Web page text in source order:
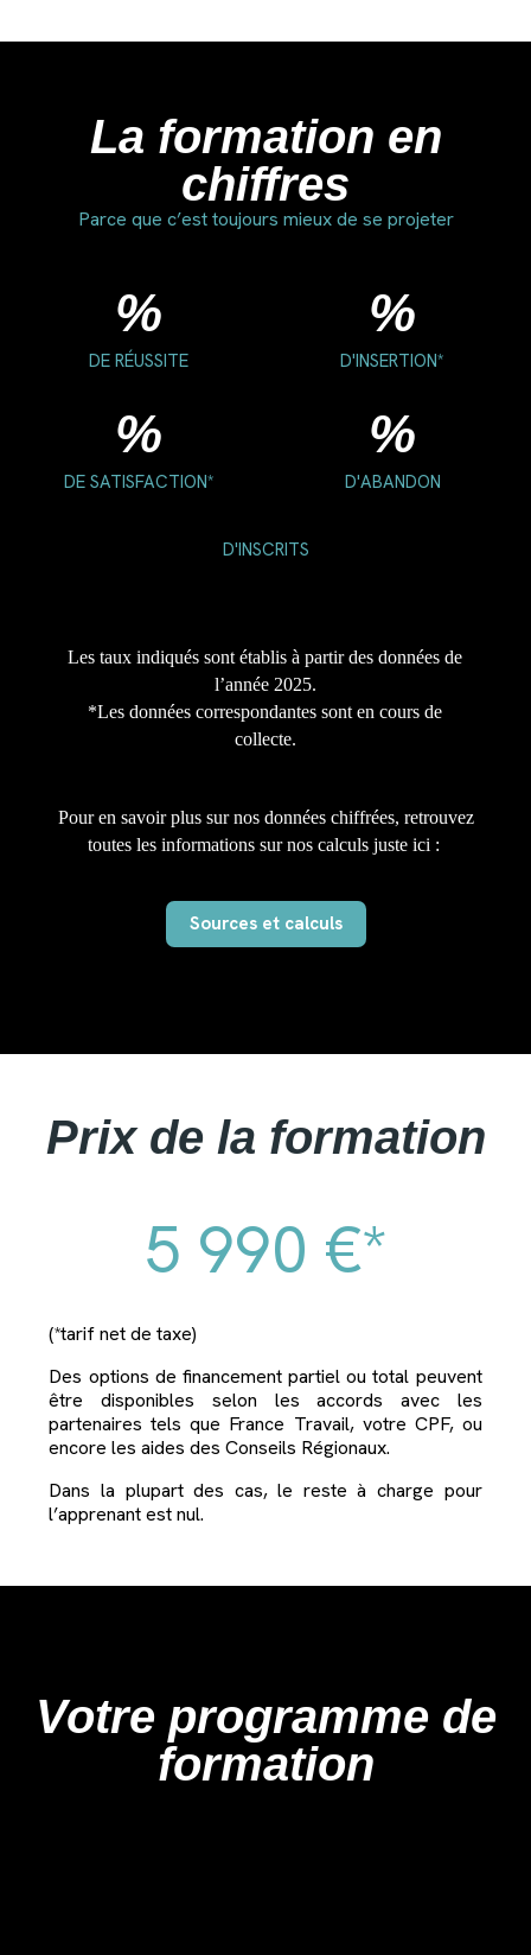
La formation en
chiffres
Parce que c’est toujours mieux de se projeter
DE RÉUSSITE
%
D'INSERTION*
%
DE SATISFACTION*
%
D'ABANDON
%
D'INSCRITS
Les taux indiqués sont établis à partir des données de
l’année 2025.
*Les données correspondantes sont en cours de
collecte.
Pour en savoir plus sur nos données chiffrées, retrouvez
toutes les informations sur nos calculs juste ici :
Sources et calculs
Prix de la formation
5 990 €*
(*tarif net de taxe)
Des options de financement partiel ou total peuvent
être disponibles selon les accords avec les
partenaires tels que France Travail, votre CPF, ou
encore les aides des Conseils Régionaux.
Dans la plupart des cas, le reste à charge pour
l’apprenant est nul.
Votre programme de
formation